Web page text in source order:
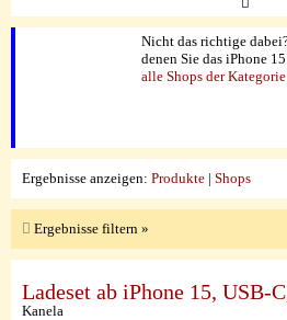
Nicht das richtige
denen Sie das iPhone
alle Shops der
Ergebnisse anzeigen: Produkte | Shops
Ergebnisse filtern »
Ladeset ab iPhone 15, USB-
Kanela